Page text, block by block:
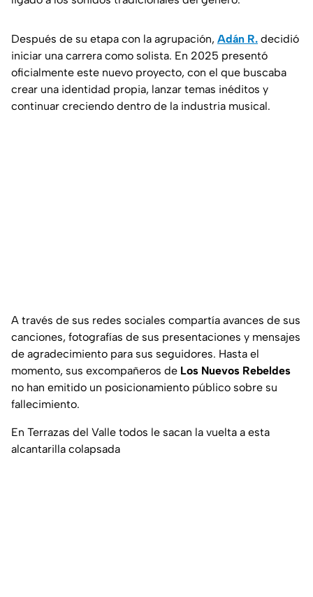
Después de su etapa con la agrupación, Adán R. decidió
iniciar una carrera como solista. En 2025 presentó
oficialmente este nuevo proyecto, con el que buscaba
crear una identidad propia, lanzar temas inéditos y
continuar creciendo dentro de la industria musical.
A través de sus redes sociales compartía avances de sus
canciones, fotografías de sus presentaciones y mensajes
de agradecimiento para sus seguidores. Hasta el
momento, sus excompañeros de Los Nuevos Rebeldes
no han emitido un posicionamiento público sobre su
fallecimiento.
En Terrazas del Valle todos le sacan la vuelta a esta
alcantarilla colapsada